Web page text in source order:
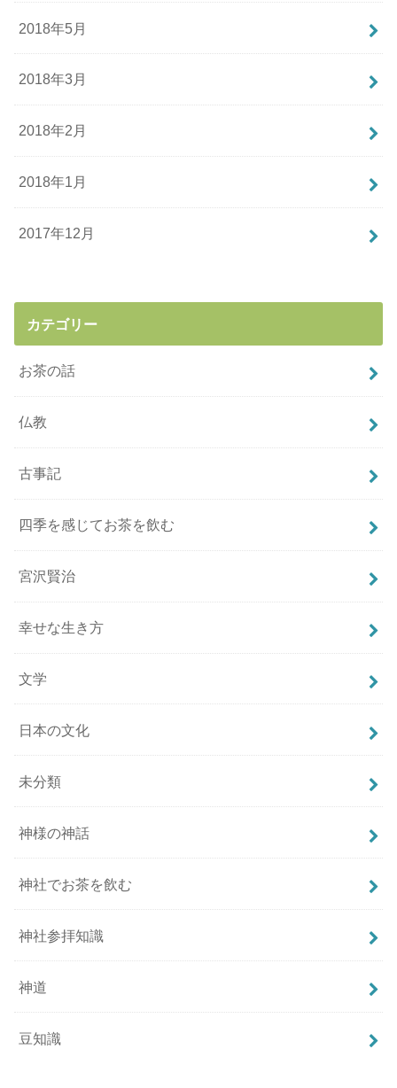
2018年5月
2018年3月
2018年2月
2018年1月
2017年12月
カテゴリー
お茶の話
仏教
古事記
四季を感じてお茶を飲む
宮沢賢治
幸せな生き方
文学
日本の文化
未分類
神様の神話
神社でお茶を飲む
神社参拝知識
神道
豆知識